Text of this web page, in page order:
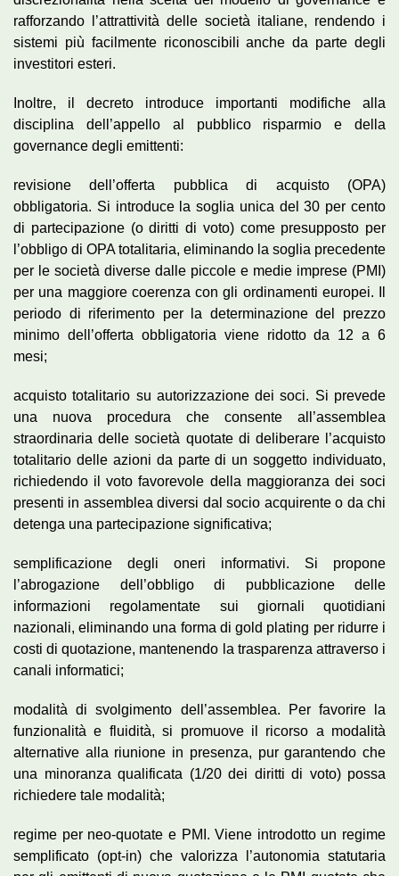
rafforzando l’attrattività delle società italiane, rendendo i
sistemi più facilmente riconoscibili anche da parte degli
investitori esteri.
Inoltre, il decreto introduce importanti modifiche alla
disciplina dell’appello al pubblico risparmio e della
governance degli emittenti:
revisione dell’offerta pubblica di acquisto (OPA)
obbligatoria. Si introduce la soglia unica del 30 per cento
di partecipazione (o diritti di voto) come presupposto per
l’obbligo di OPA totalitaria, eliminando la soglia precedente
per le società diverse dalle piccole e medie imprese (PMI)
per una maggiore coerenza con gli ordinamenti europei. Il
periodo di riferimento per la determinazione del prezzo
minimo dell’offerta obbligatoria viene ridotto da 12 a 6
mesi;
acquisto totalitario su autorizzazione dei soci. Si prevede
una nuova procedura che consente all’assemblea
straordinaria delle società quotate di deliberare l’acquisto
totalitario delle azioni da parte di un soggetto individuato,
richiedendo il voto favorevole della maggioranza dei soci
presenti in assemblea diversi dal socio acquirente o da chi
detenga una partecipazione significativa;
semplificazione degli oneri informativi. Si propone
l’abrogazione dell’obbligo di pubblicazione delle
informazioni regolamentate sui giornali quotidiani
nazionali, eliminando una forma di gold plating per ridurre i
costi di quotazione, mantenendo la trasparenza attraverso i
canali informatici;
modalità di svolgimento dell’assemblea. Per favorire la
funzionalità e fluidità, si promuove il ricorso a modalità
alternative alla riunione in presenza, pur garantendo che
una minoranza qualificata (1/20 dei diritti di voto) possa
richiedere tale modalità;
regime per neo-quotate e PMI. Viene introdotto un regime
semplificato (opt-in) che valorizza l’autonomia statutaria